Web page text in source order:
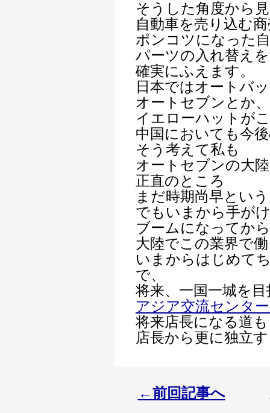
そうした角度から
自動車を売り込む
ポンコツになった
パーツの入れ替え
確実にふえます。
日本ではオートバ
オートセブンとか、
イエローハットが
中国においても今
そう考えて私も
オートセブンの大
正直のところ
まだ時期尚早とい
でもいまから手が
ブームになってか
大陸でこの業界で
いまからはじめて
で、
将来、一国一城を
アジア交流センタ
将来店長になる道
店長から更に独立
←前回記事へ